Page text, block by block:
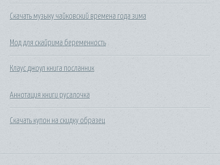
Скачать музыку чайковский времена года зима
Мод для скайрима беременность
Клаус джоул книга посланник
Аннотация книги русалочка
Скачать купон на скидку образец